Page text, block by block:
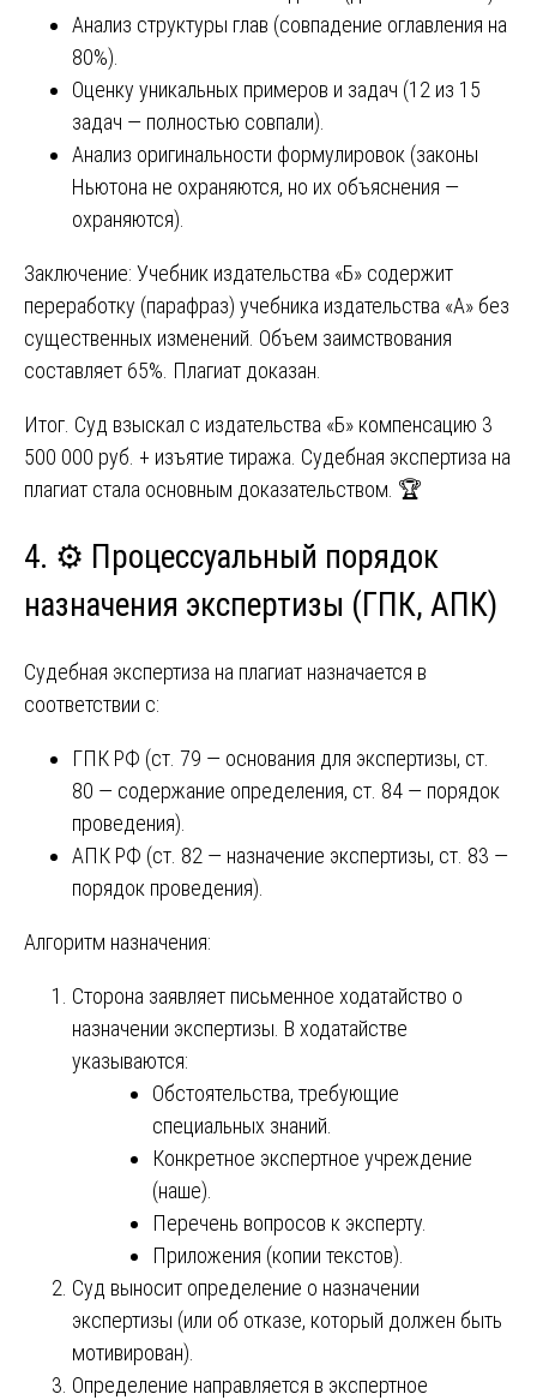
Анализ структуры глав (совпадение оглавления на
80%).
Оценку уникальных примеров и задач (12 из 15
задач — полностью совпали).
Анализ оригинальности формулировок (законы
Ньютона не охраняются, но их объяснения —
охраняются).
Заключение: Учебник издательства «Б» содержит
переработку (парафраз) учебника издательства «А» без
существенных изменений. Объем заимствования
составляет 65%. Плагиат доказан.
Итог. Суд взыскал с издательства «Б» компенсацию 3
500 000 руб. + изъятие тиража. Судебная экспертиза на
плагиат стала основным доказательством. 🏆
4. ⚙️ Процессуальный порядок
назначения экспертизы (ГПК, АПК)
Судебная экспертиза на плагиат назначается в
соответствии с:
ГПК РФ (ст. 79 — основания для экспертизы, ст.
80 — содержание определения, ст. 84 — порядок
проведения).
АПК РФ (ст. 82 — назначение экспертизы, ст. 83 —
порядок проведения).
Алгоритм назначения:
Сторона заявляет письменное ходатайство о
назначении экспертизы. В ходатайстве
указываются:
Обстоятельства, требующие
специальных знаний.
Конкретное экспертное учреждение
(наше).
Перечень вопросов к эксперту.
Приложения (копии текстов).
Суд выносит определение о назначении
экспертизы (или об отказе, который должен быть
мотивирован).
Определение направляется в экспертное